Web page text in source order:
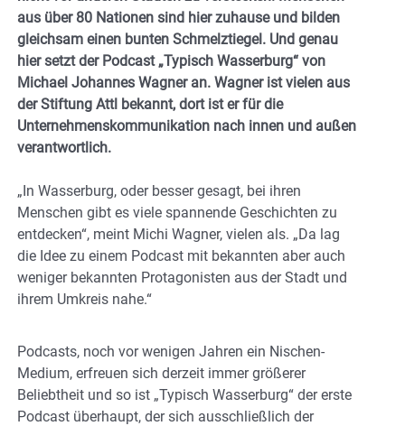
aus über 80 Nationen sind hier zuhause und bilden
gleichsam einen bunten Schmelztiegel. Und genau
hier setzt der Podcast „Typisch Wasserburg“ von
Michael Johannes Wagner an. Wagner ist vielen aus
der Stiftung Attl bekannt, dort ist er für die
Unternehmenskommunikation nach innen und außen
verantwortlich.
„In Wasserburg, oder besser gesagt, bei ihren
Menschen gibt es viele spannende Geschichten zu
entdecken“, meint Michi Wagner, vielen als. „Da lag
die Idee zu einem Podcast mit bekannten aber auch
weniger bekannten Protagonisten aus der Stadt und
ihrem Umkreis nahe.“
Podcasts, noch vor wenigen Jahren ein Nischen-
Medium, erfreuen sich derzeit immer größerer
Beliebtheit und so ist „Typisch Wasserburg“ der erste
Podcast überhaupt, der sich ausschließlich der